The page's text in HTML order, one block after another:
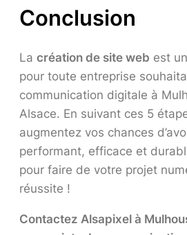
Conclusion
La création de site web est
pour toute entreprise
communication digitale à
Alsace. En suivant ces 5
augmentez vos chances
performant, efficace et
pour faire de votre projet
réussite !
Contactez Alsapixel à